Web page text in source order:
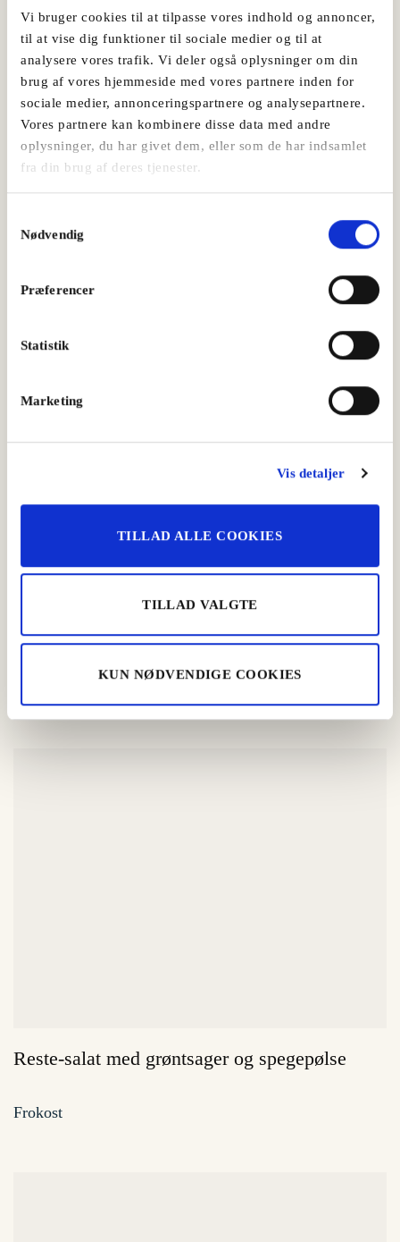
Vi bruger cookies til at tilpasse vores indhold og annoncer,
til at vise dig funktioner til sociale medier og til at
analysere vores trafik. Vi deler også oplysninger om din
brug af vores hjemmeside med vores partnere inden for
sociale medier, annonceringspartnere og analysepartnere.
Vores partnere kan kombinere disse data med andre
oplysninger, du har givet dem, eller som de har indsamlet
fra din brug af deres tjenester.
Nødvendig
Præferencer
Statistik
Marketing
Vis detaljer
TILLAD ALLE COOKIES
TILLAD VALGTE
KUN NØDVENDIGE COOKIES
Krosalami med løgmarmelade
Reste-salat med grøntsager og spegepølse
Frokost